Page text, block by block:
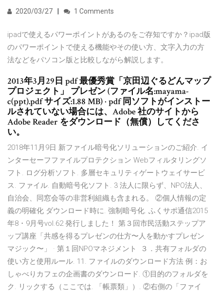
2020/03/27 1 Comments
ipadで使えるパワーポイントがあるのをご存知ですか？ipad版
のパワーポイントで使える機能やその使い方、文字入力の方
法などをパソコン版と比較しながら解説します。
2013年3月29日 pdf 最優秀賞「京田辺ぐるどんマップ
プロジェクト」 プレゼン (ファイル名:mayama-
c(ppt).pdf サイズ:1.88 MB) · pdf 同ソフトがインストー
ルされていない場合には、Adobe 社のサイトから
Adobe Reader をダウンロード（無償）してくださ
い。
2018年11月9日 新ファイル暗号化ソリューションのご紹介. イ
ンターセーフファイルプロテクション Webフィルタリングソ
フト. ログ分析ソフト. 多層セキュリティゲートウェイサービ
ス. ファイル. 自動暗号化ソフト. 3 法人に限らず、NPO法人、
自治会、同窓会等の非営利組織も含まれる。 ②個人情報の定
義の明確化 ダウンロード時に. 強制暗号化. ふくサポ通信2015
年8・9月号vol.62 発行しました！ 第３回市民活動ステップア
ップ講座「共感を得るプレゼンの仕方〜人を動かすプレゼン
マジック〜」 · 第１回NPOマネジメント ３．共有フォルダの
使い方と使用ルール. 11. ファイルのダウンロード方法 例：お
しゃべりカフェの企画書のダウンロード. ①目的のフォルダを
ク. リックする（ここでは. 「帳票類」）. ②右側の「ファイ